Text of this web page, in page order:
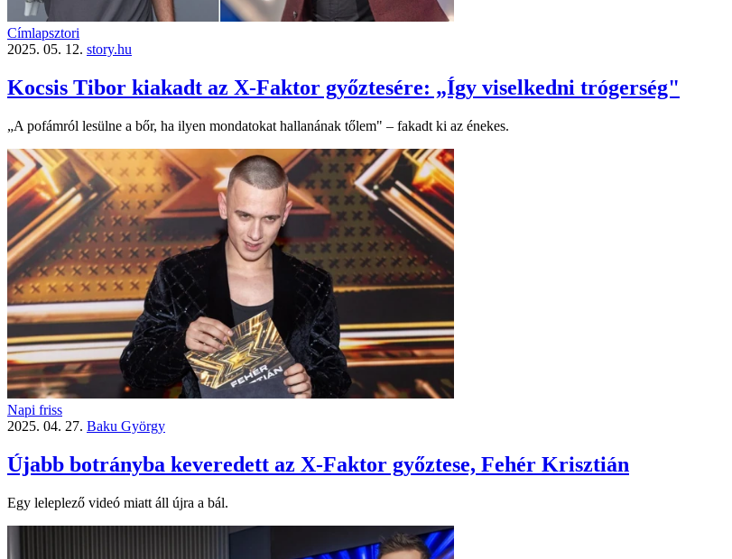
Címlapsztori
2025. 05. 12. story.hu
Kocsis Tibor kiakadt az X-Faktor győztesére: „Így viselkedni trógerség"
„A pofámról lesülne a bőr, ha ilyen mondatokat hallanának tőlem" – fakadt ki az énekes.
Napi friss
2025. 04. 27. Baku György
Újabb botrányba keveredett az X-Faktor győztese, Fehér Krisztián
Egy leleplező videó miatt áll újra a bál.